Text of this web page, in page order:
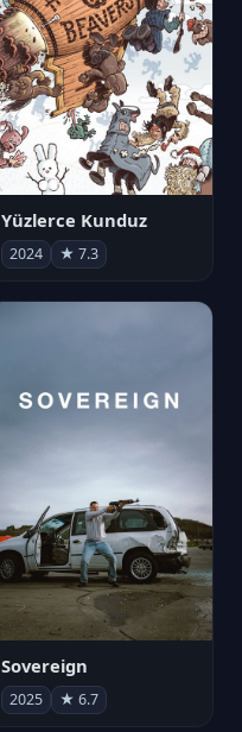
Yüzlerce Kunduz
2024 ★ 7.3
Sovereign
2025 ★ 6.7